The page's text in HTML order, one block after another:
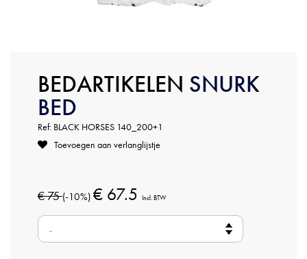
BEDARTIKELEN SNURK
BED
Ref: BLACK HORSES 140_200+1
Toevoegen aan verlanglijstje
€ 75(-10%) € 67.5 Incl. BTW